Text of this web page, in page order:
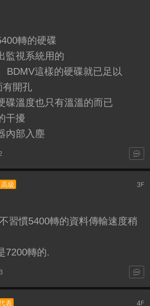
轉的硬碟
監視系統用的
BDMV這樣的硬碟就已足以
有開孔
碟溫度也只有溫溫的而已
干擾
內部入塵
3F
級
習慣5400轉的資料傳輸速度稍
7200轉的.
4F
表